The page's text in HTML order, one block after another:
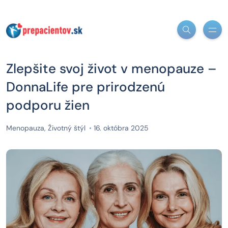
Zlepšite svoj život v menopauze –
DonnaLife pre prirodzenú
podporu žien
Menopauza, Životný štýl 16. októbra 2025